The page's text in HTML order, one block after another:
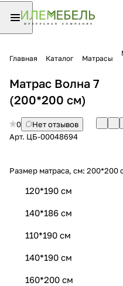
Главная Каталог Матрасы
Матрас Волна 7
(200*200 см)
0
Нет отзывов
Арт. ЦБ-00048694
Размер матраса, см: 200*200
120*190 см
140*186 см
110*190 см
140*190 см
160*200 см